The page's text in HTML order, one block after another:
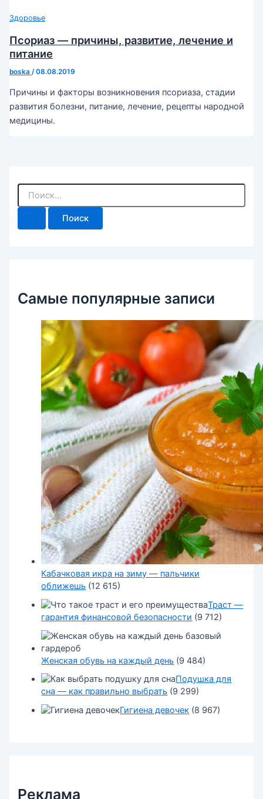
Здоровье
Псориаз — причины, развитие, лечение и
питание
boska /08.08.2019
Причины и факторы возникновения псориаза, стадии
развития болезни, питание, лечение, рецепты народной
медицины.
П
и
Самые популярные записи
Кабачковая икра на зиму — пальчики
оближешь (12 615)
Траст —
гарантия финансовой безопасности (9 712)
Женская обувь на каждый день (9 484)
Подушка для
сна — как правильно выбрать (9 299)
Гигиена девочек (8 967)
Реклама